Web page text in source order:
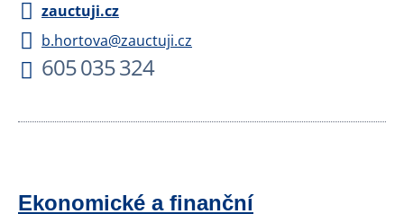
zauctuji.cz
b.hortova@zauctuji.cz
605 035 324
Ekonomické a finanční